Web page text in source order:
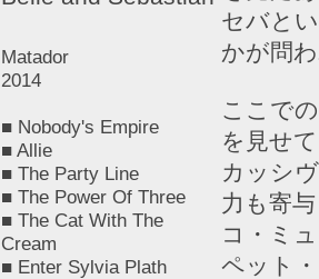
Matador
2014
■ Nobody's Empire
■ Allie
■ The Party Line
■ The Power Of Three
■ The Cat With The
Cream
■ Enter Sylvia Plath
セバと
かが問
ここで
を見せ
カッシ
力も寄
コ・ミ
ペット